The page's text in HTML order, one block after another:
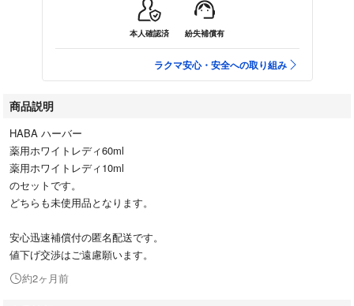
本人確認済 紛失補償有
ラクマ安心・安全への取り組み
商品説明
HABA ハーバー
薬用ホワイトレディ60ml
薬用ホワイトレディ10ml
のセットです。
どちらも未使用品となります。
安心迅速補償付の匿名配送です。
値下げ交渉はご遠慮願います。
約2ヶ月前